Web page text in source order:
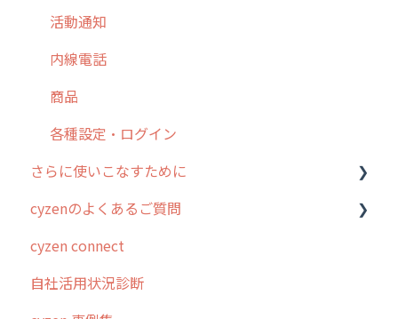
【業界業種別】cyzen設定方法
帳票出力
メッセージ・ファイル添付
商品
各種設定・その他
パフォーマンス
外部リンク
お知らせ
設定
活動通知
内線電話
商品
各種設定・ログイン
さらに使いこなすために
はじめに
スポット・ステータス関連オプション
交通費自動計算
cyzenのよくあるご質問
ログインについて
グループ・ユーザーについて
cyzen connect
自社活用状況診断